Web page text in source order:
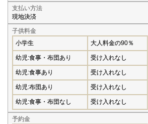
支払い方法
現地決済
子供料金
小学生
大人料金の90％
幼児:食事・布団あり 受け入れなし
幼児:食事あり 受け入れなし
幼児:布団あり 受け入れなし
幼児:食事・布団なし 受け入れなし
予約金